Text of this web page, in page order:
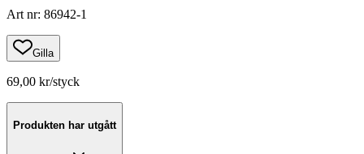
Art nr: 86942-1
Gilla
69,00 kr/styck
Produkten har utgått